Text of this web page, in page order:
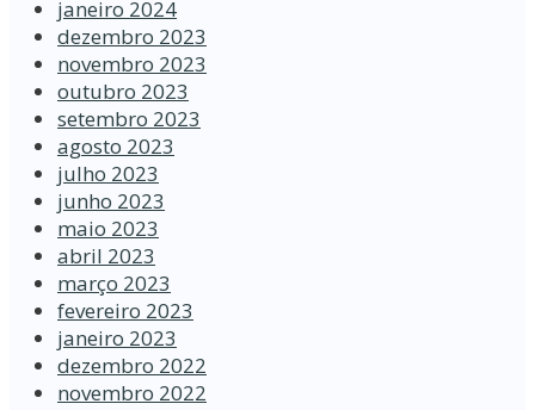
janeiro 2024
dezembro 2023
novembro 2023
outubro 2023
setembro 2023
agosto 2023
julho 2023
junho 2023
maio 2023
abril 2023
março 2023
fevereiro 2023
janeiro 2023
dezembro 2022
novembro 2022